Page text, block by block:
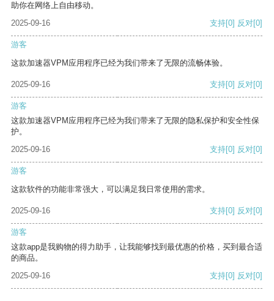
助你在网络上自由移动。
2025-09-16
支持[0] 反对[0]
游客
这款加速器VPM应用程序已经为我们带来了无限的流畅体验。
2025-09-16 支持[0] 反对[0]
游客
这款加速器VPM应用程序已经为我们带来了无限的隐私保护和安全性保
护。
2025-09-16
支持[0] 反对[0]
游客
这款软件的功能非常强大，可以满足我日常使用的需求。
2025-09-16 支持[0] 反对[0]
游客
这款app是我购物的得力助手，让我能够找到最优惠的价格，买到最合适
的商品。
2025-09-16
支持[0] 反对[0]